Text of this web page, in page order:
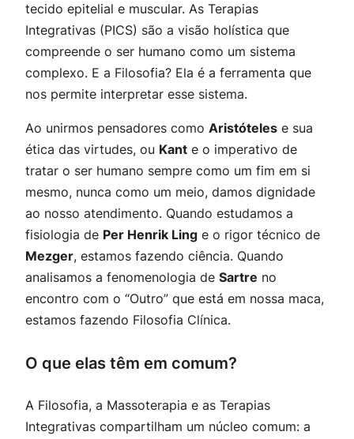
tecido epitelial e muscular. As Terapias
Integrativas (PICS) são a visão holística que
compreende o ser humano como um sistema
complexo. E a Filosofia? Ela é a ferramenta que
nos permite interpretar esse sistema.
Ao unirmos pensadores como Aristóteles e sua
ética das virtudes, ou Kant e o imperativo de
tratar o ser humano sempre como um fim em si
mesmo, nunca como um meio, damos dignidade
ao nosso atendimento. Quando estudamos a
fisiologia de Per Henrik Ling e o rigor técnico de
Mezger, estamos fazendo ciência. Quando
analisamos a fenomenologia de Sartre no
encontro com o “Outro” que está em nossa maca,
estamos fazendo Filosofia Clínica.
O que elas têm em comum?
A Filosofia, a Massoterapia e as Terapias
Integrativas compartilham um núcleo comum: a